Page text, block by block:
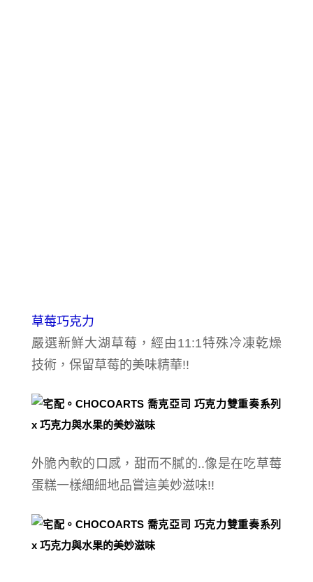
草莓巧克力
嚴選新鮮大湖草莓，經由11:1特殊冷凍乾燥
技術，保留草莓的美味精華!!
外脆內軟的口感， 甜而不膩的..像是在吃草莓
蛋糕一樣細細地品嘗這美妙滋味!!